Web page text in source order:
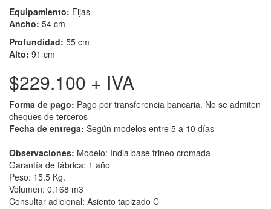
Equipamiento: Fijas
Ancho: 54 cm
Profundidad: 55 cm
Alto: 91 cm
$229.100 + IVA
Forma de pago: Pago por transferencia bancaria. No se admiten
cheques de terceros
Fecha de entrega: Según modelos entre 5 a 10 días
Observaciones: Modelo: India base trineo cromada
Garantía de fábrica: 1 año
Peso: 15.5 Kg.
Volumen: 0.168 m3
Consultar adicional: Asiento tapizado C